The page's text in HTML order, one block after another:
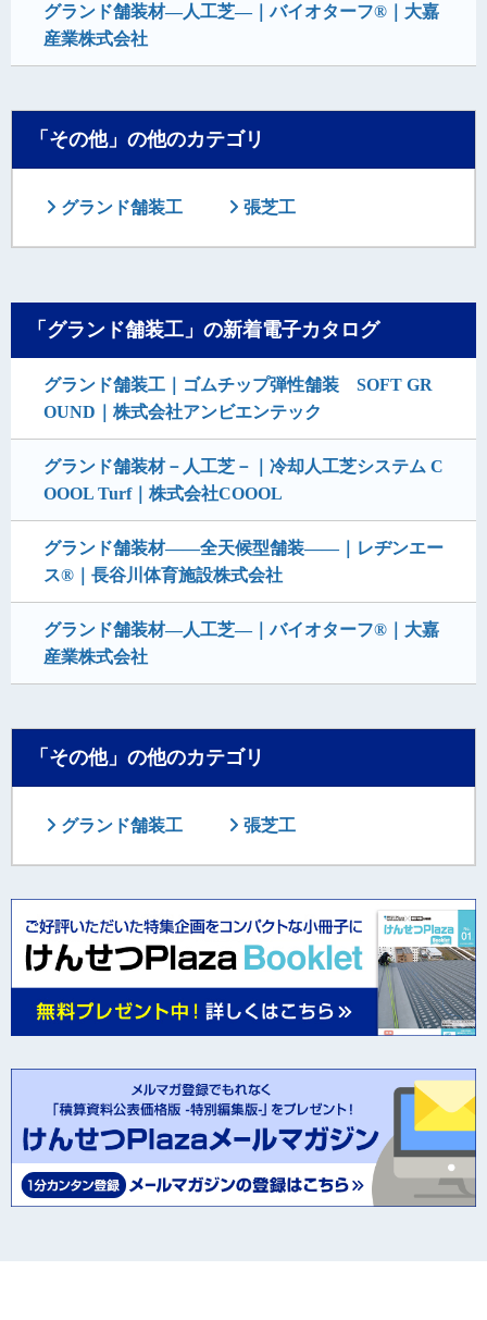
グランド舗装材―人工芝―｜バイオターフ®｜大嘉
産業株式会社
「その他」の他のカテゴリ
グランド舗装工 張芝工
「グランド舗装工」の新着電子カタログ
グランド舗装工｜ゴムチップ弾性舗装 SOFT GR
OUND｜株式会社アンビエンテック
グランド舗装材－人工芝－｜冷却人工芝システム C
OOOL Turf｜株式会社COOOL
グランド舗装材――全天候型舗装――｜レヂンエー
ス®｜長谷川体育施設株式会社
グランド舗装材―人工芝―｜バイオターフ®｜大嘉
産業株式会社
「その他」の他のカテゴリ
グランド舗装工 張芝工